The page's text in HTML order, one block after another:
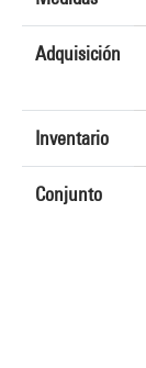
Adquisición
Inventario
Conjunto